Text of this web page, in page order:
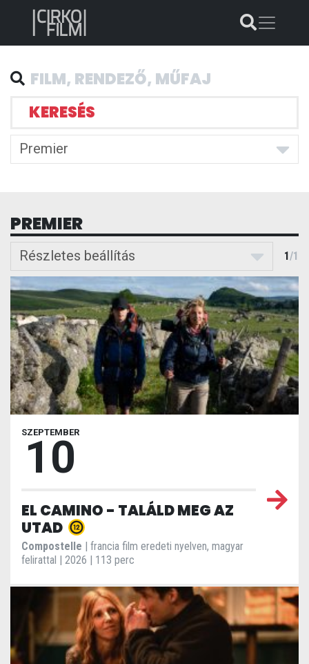
KERESÉS
Premier
PREMIER
Részletes beállítás 1/1
SZEPTEMBER
10
EL CAMINO - TALÁLD MEG AZ
UTAD
Compostelle | francia film eredeti nyelven, magyar
felirattal | 2026 | 113 perc